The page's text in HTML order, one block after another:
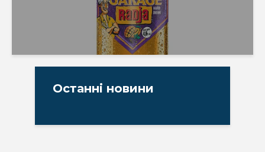
Останні новини